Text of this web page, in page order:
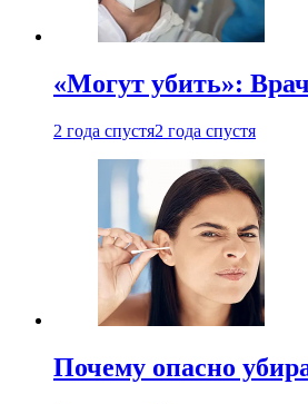
«Могут убить»:
2 года спустя2 года спустя
Почему опасно